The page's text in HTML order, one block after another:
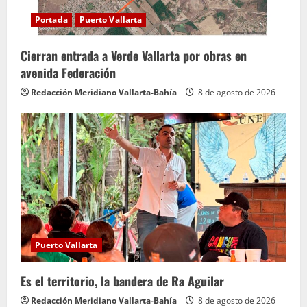
Portada Puerto Vallarta
Cierran entrada a Verde Vallarta por obras en
avenida Federación
Redacción Meridiano Vallarta-Bahía 8 de agosto de 2026
Puerto Vallarta
Es el territorio, la bandera de Ra Aguilar
Redacción Meridiano Vallarta-Bahía 8 de agosto de 2026